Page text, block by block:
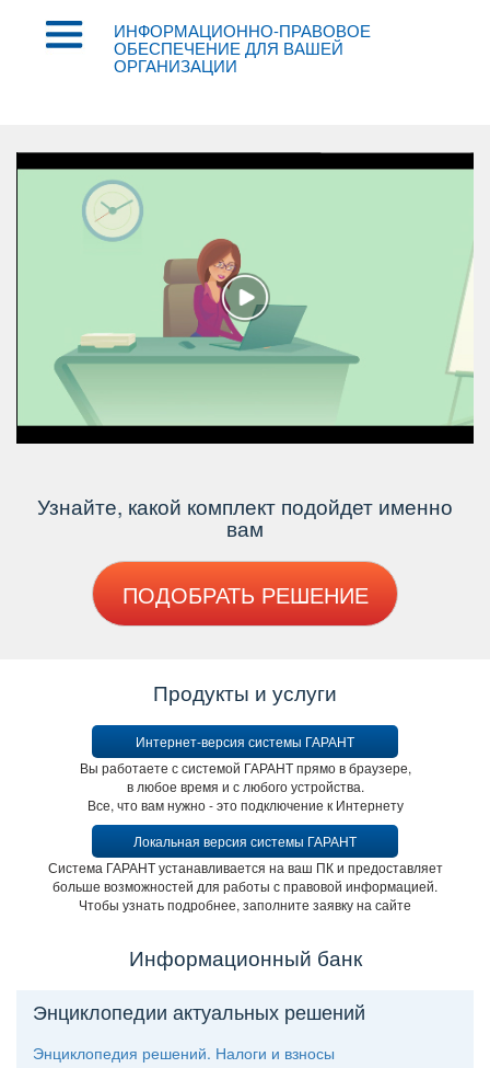
ИНФОРМАЦИОННО-ПРАВОВОЕ
ОБЕСПЕЧЕНИЕ ДЛЯ ВАШЕЙ
ОРГАНИЗАЦИИ
Узнайте, какой комплект подойдет именно
ам
ПОДОБРАТЬ РЕШЕНИЕ
Продукты и услуги
Интернет-версия системы ГАРАНТ
ы работаете с системой ГАРАНТ прямо в браузере,
любое время и с любого устройства.
се, что вам нужно - это подключение к Интернету
Локальная версия системы ГАРАНТ
Система ГАРАНТ устанавливается на ваш ПК и предоставляет
ольше возможностей для работы с правовой информацией.
Чтобы узнать подробнее, заполните заявку на сайте
Информационный банк
Энциклопедии актуальных решений
Энциклопедия решений. Налоги и взносы